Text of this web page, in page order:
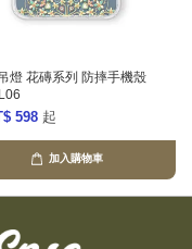
燈 花磚系列 防摔手機殼
598 起
加入購物車